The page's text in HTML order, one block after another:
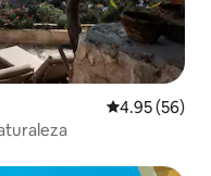
Calificación
4.95 (56)